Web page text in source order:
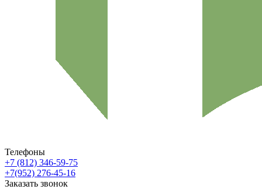
Телефоны
+7 (812) 346-59-75
+7(952) 276-45-16
Заказать звонок